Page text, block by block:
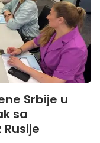
Srbije u
sa